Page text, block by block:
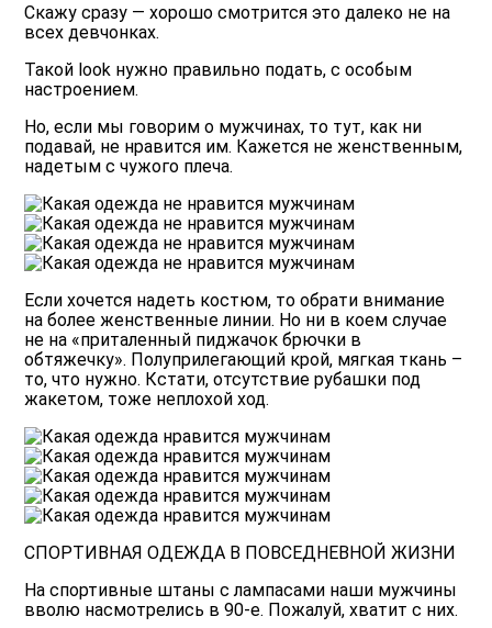
Скажу сразу — хорошо смотрится это далеко не на
всех девчонках.
Такой look нужно правильно подать, с особым
настроением.
Но, если мы говорим о мужчинах, то тут, как ни
подавай, не нравится им. Кажется не женственным,
надетым с чужого плеча.
Если хочется надеть костюм, то обрати внимание
на более женственные линии. Но ни в коем случае
не на «приталенный пиджачок брючки в
обтяжечку». Полуприлегающий крой, мягкая ткань –
то, что нужно. Кстати, отсутствие рубашки под
жакетом, тоже неплохой ход.
СПОРТИВНАЯ ОДЕЖДА В ПОВСЕДНЕВНОЙ ЖИЗНИ
На спортивные штаны с лампасами наши мужчины
вволю насмотрелись в 90-е. Пожалуй, хватит с них.